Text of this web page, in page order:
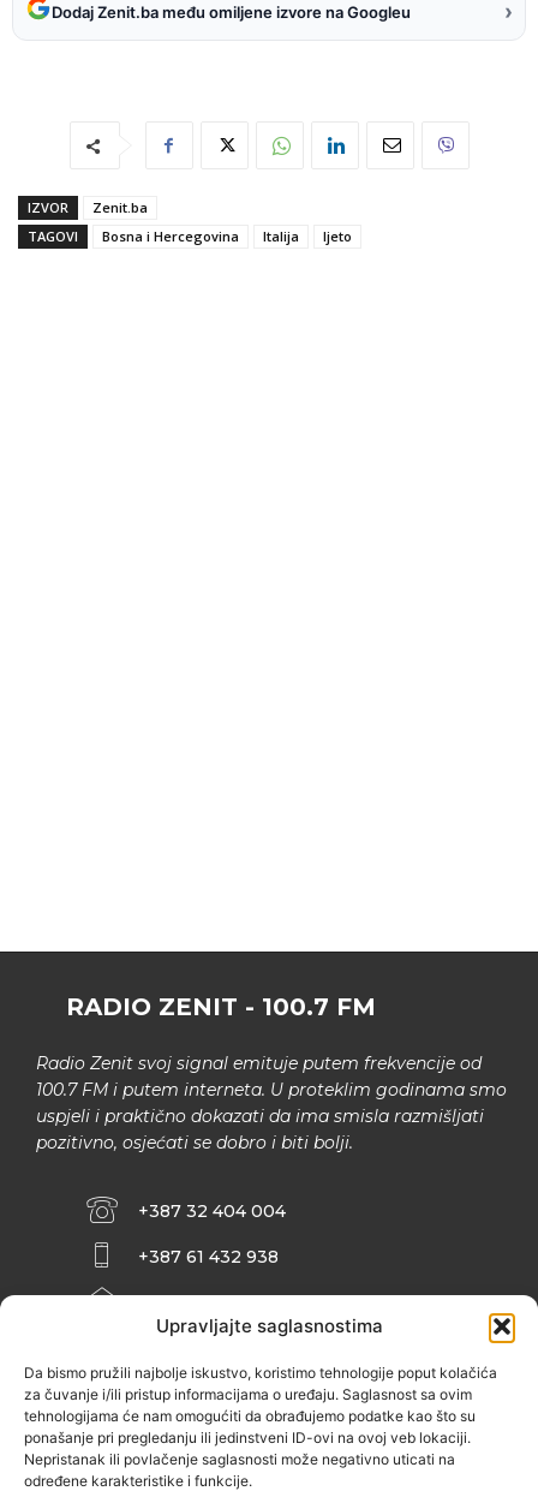
Upravljajte saglasnostima
Da bismo pružili najbolje iskustvo, koristimo tehnologije poput kolačića
za čuvanje i/ili pristup informacijama o uređaju. Saglasnost sa ovim
tehnologijama će nam omogućiti da obrađujemo podatke kao što su
ponašanje pri pregledanju ili jedinstveni ID-ovi na ovoj veb lokaciji.
Nepristanak ili povlačenje saglasnosti može negativno uticati na
određene karakteristike i funkcije.
Dodaj Zenit.ba među omiljene izvore na Googleu ›
IZVOR
Zenit.ba
TAGOVI
Bosna i Hercegovina Italija ljeto
RADIO ZENIT - 100.7 FM
Radio Zenit svoj signal emituje putem frekvencije od
100.7 FM i putem interneta. U proteklim godinama smo
uspjeli i praktično dokazati da ima smisla razmišljati
pozitivno, osjećati se dobro i biti bolji.
+387 32 404 004
+387 61 432 938
ZENIČANKA, 3. SPRAT), 72000 ZENICA